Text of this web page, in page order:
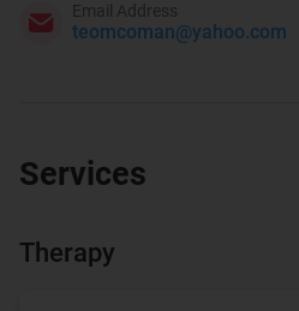
teomcoman@yahoo.com
Email Address
Services
Therapy